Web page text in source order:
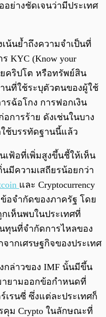
อย่างชัดเจนว่ามีประเทศ
น้นย้ำถึงความจำเป็นที่
KYC (Know your
ยคริปโต หรือทรัพย์สิน
นที่ใช้ระบุตัวตนของผู้ใช้
รฉ้อโกง การฟอกเงิน
การร้าย ดังเช่นในบาง
ใช้บรรทัดฐานนี้แล้ว
เฟ้อที่เพิ่มสูงขึ้นชี้ให้เห็น
นมีความเสถียรน้อยกว่า
และ Cryptocurrency
อจำกัดของภาครัฐ โดย
เห็นพบในประเทศที่
ทุนที่จำกัดการไหลของ
ากเศรษฐกิจของประเทศ
กล่าวของ IMF นั้นมีขึ้น
ายามออกข้อกำหนดที่
เรนซี่ ซึ่งแต่ละประเทศก็
คุม Crypto ในลักษณะที่